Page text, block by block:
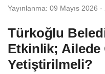
Yayınlanma: 09 Mayıs 2026 -
Türkoğlu
Etkinlik; Ailede
Yetiştirilmeli?